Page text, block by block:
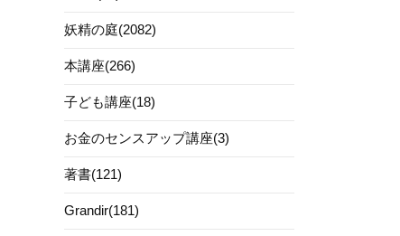
妖精の庭(2082)
本講座(266)
子ども講座(18)
お金のセンスアップ講座(3)
著書(121)
Grandir(181)